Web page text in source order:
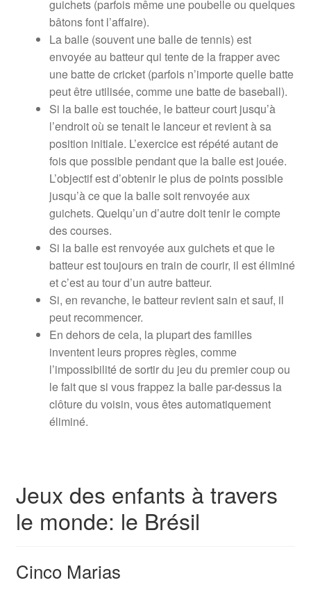
guichets (parfois même une poubelle ou quelques
bâtons font l’affaire).
La balle (souvent une balle de tennis) est
envoyée au batteur qui tente de la frapper avec
une batte de cricket (parfois n’importe quelle batte
peut être utilisée, comme une batte de baseball).
Si la balle est touchée, le batteur court jusqu’à
l’endroit où se tenait le lanceur et revient à sa
position initiale. L’exercice est répété autant de
fois que possible pendant que la balle est jouée.
L’objectif est d’obtenir le plus de points possible
jusqu’à ce que la balle soit renvoyée aux
guichets. Quelqu’un d’autre doit tenir le compte
des courses.
Si la balle est renvoyée aux guichets et que le
batteur est toujours en train de courir, il est éliminé
et c’est au tour d’un autre batteur.
Si, en revanche, le batteur revient sain et sauf, il
peut recommencer.
En dehors de cela, la plupart des familles
inventent leurs propres règles, comme
l’impossibilité de sortir du jeu du premier coup ou
le fait que si vous frappez la balle par-dessus la
clôture du voisin, vous êtes automatiquement
éliminé.
Jeux des enfants à travers
le monde: le Brésil
Cinco Marias